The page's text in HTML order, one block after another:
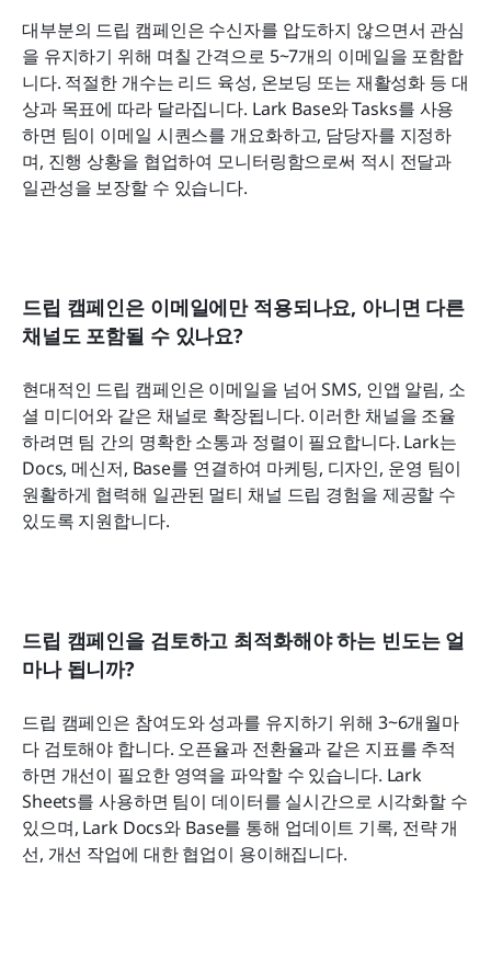
대부분의 드립 캠페인은 수신자를 압도하지 않으면서 관심
을 유지하기 위해 며칠 간격으로 5~7개의 이메일을 포함합
니다. 적절한 개수는 리드 육성, 온보딩 또는 재활성화 등 대
상과 목표에 따라 달라집니다. Lark Base와 Tasks를 사용
하면 팀이 이메일 시퀀스를 개요화하고, 담당자를 지정하
며, 진행 상황을 협업하여 모니터링함으로써 적시 전달과
일관성을 보장할 수 있습니다.
드립 캠페인은 이메일에만 적용되나요, 아니면 다른
채널도 포함될 수 있나요?
현대적인 드립 캠페인은 이메일을 넘어 SMS, 인앱 알림, 소
셜 미디어와 같은 채널로 확장됩니다. 이러한 채널을 조율
하려면 팀 간의 명확한 소통과 정렬이 필요합니다. Lark는
Docs, 메신저, Base를 연결하여 마케팅, 디자인, 운영 팀이
원활하게 협력해 일관된 멀티 채널 드립 경험을 제공할 수
있도록 지원합니다.
드립 캠페인을 검토하고 최적화해야 하는 빈도는 얼
마나 됩니까?
드립 캠페인은 참여도와 성과를 유지하기 위해 3~6개월마
다 검토해야 합니다. 오픈율과 전환율과 같은 지표를 추적
하면 개선이 필요한 영역을 파악할 수 있습니다. Lark
Sheets를 사용하면 팀이 데이터를 실시간으로 시각화할 수
있으며, Lark Docs와 Base를 통해 업데이트 기록, 전략 개
선, 개선 작업에 대한 협업이 용이해집니다.